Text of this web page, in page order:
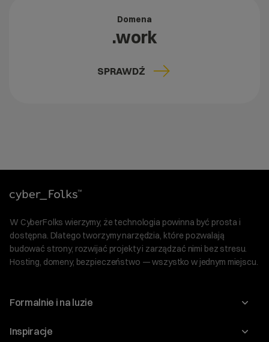
Domena
.work
SPRAWDŹ
W CyberFolks wierzymy, że technologia powinna być prosta i
dostępna. Dlatego tworzymy narzędzia, które pozwalają
budować strony, rozwijać projekty i zarządzać nimi bez stresu.
Hosting, domeny, bezpieczeństwo — wszystko w jednym miejscu.
Formalnie i na luzie
O nas
Inspiracje